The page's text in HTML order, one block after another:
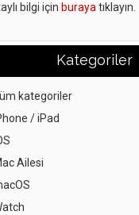
bilgi için buraya tıklayın.
Kategoriler
kategoriler
/ iPad
Ailesi